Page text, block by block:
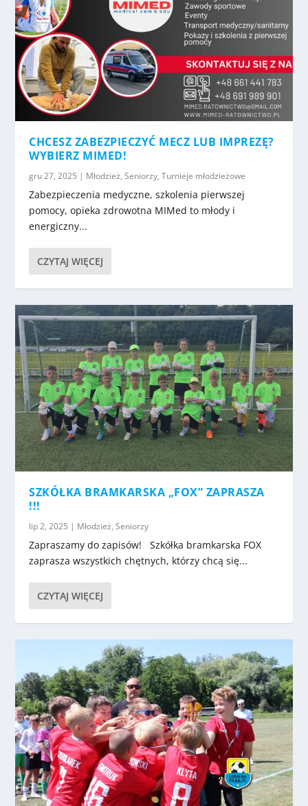
I SOSNOWIECKA BITWA BRAMKARSKA –
RELACJA
SZKÓŁKA BRAMKARSKA „HERKULES”
ZAPRASZA...
CHCESZ ZABEZPIECZYĆ MECZ LUB IMPREZĘ?
WYBIERZ MIMED!
gru 27, 2025 | Młodzież,Seniorzy,Turnieje młodzieżowe
Zabezpieczenia medyczne, szkolenia pierwszej
pomocy, opieka zdrowotna MIMed to młody i
energiczny...
CZYTAJ WIĘCEJ
SZKÓŁKA BRAMKARSKA „FOX” ZAPRASZA
!!!
lip 2, 2025 | Młodzież,Seniorzy
Zapraszamy do zapisów! Szkółka bramkarska FOX
zaprasza wszystkich chętnych, którzy chcą się...
CZYTAJ WIĘCEJ